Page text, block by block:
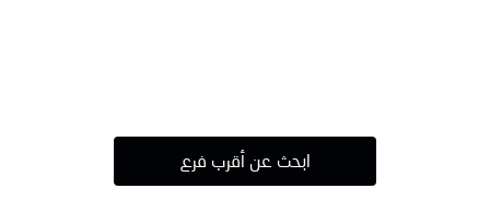
ابحث عن أقرب فرع